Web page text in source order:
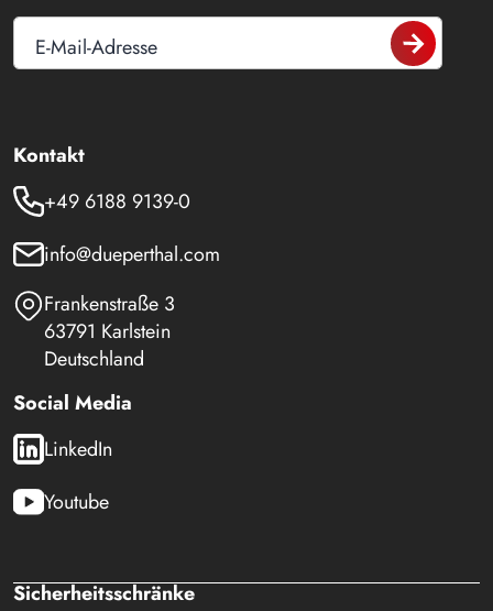
E-Mail-Adresse
Kontakt
+49 6188 9139-0
info@dueperthal.com
Frankenstraße 3
63791 Karlstein
Deutschland
Social Media
LinkedIn
Youtube
Sicherheitsschränke